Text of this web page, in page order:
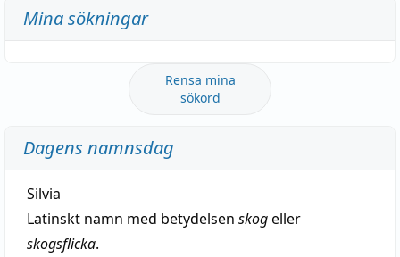
Mina sökningar
Rensa mina
sökord
Dagens namnsdag
Silvia
Latinskt namn med betydelsen skogeller
skogsflicka.